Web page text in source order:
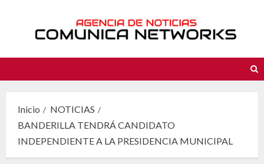
contenido
Inicio
NOTICIAS
BANDERILLA TENDRÁ CANDIDATO
INDEPENDIENTE A LA PRESIDENCIA MUNICIPAL